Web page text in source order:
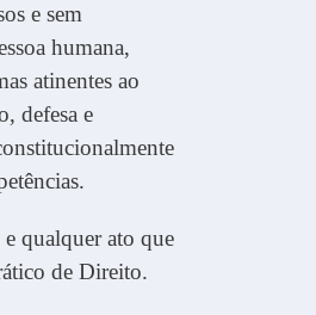
e sem
humana,
atinentes ao
defesa e
qualquer ato que
de Direito.